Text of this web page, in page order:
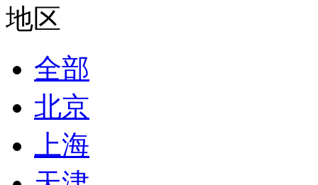
地区
全部
北京
上海